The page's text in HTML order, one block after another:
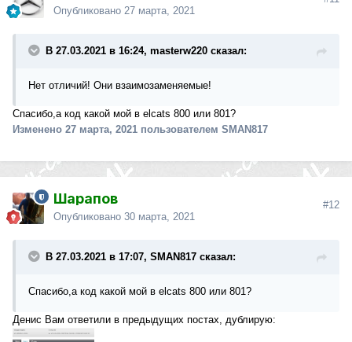
Опубликовано 27 марта, 2021
В 27.03.2021 в 16:24, masterw220 сказал:
Нет отличий! Они взаимозаменяемые!
Спасибо,а код какой мой в elcats 800 или 801?
Изменено 27 марта, 2021 пользователем SMAN817
Шарапов
Опубликовано 30 марта, 2021
#12
В 27.03.2021 в 17:07, SMAN817 сказал:
Спасибо,а код какой мой в elcats 800 или 801?
Денис Вам ответили в предыдущих постах, дублирую: